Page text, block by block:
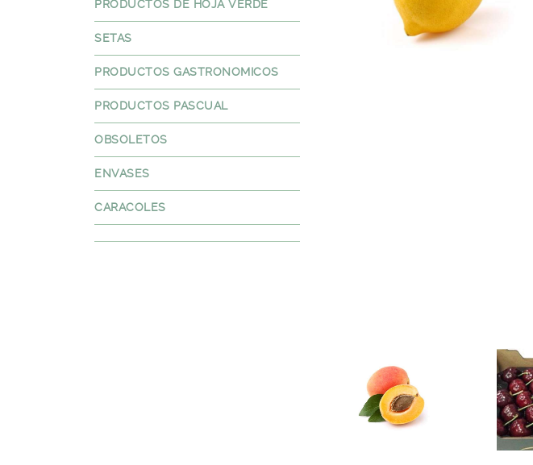
PRODUCTOS DE HOJA VERDE
SETAS
PRODUCTOS GASTRONOMICOS
PRODUCTOS PASCUAL
OBSOLETOS
ENVASES
CARACOLES